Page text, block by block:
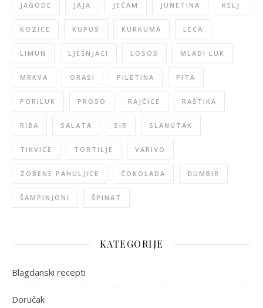
JAGODE JAJA JEČAM JUNETINA KELJ
KOZICE KUPUS KURKUMA LEĆA
LIMUN LJEŠNJACI LOSOS MLADI LUK
MRKVA ORASI PILETINA PITA
PORILUK PROSO RAJČICE RAŠTIKA
RIBA SALATA SIR SLANUTAK
TIKVICE TORTILJE VARIVO
ZOBENE PAHULJICE ČOKOLADA ĐUMBIR
ŠAMPINJONI ŠPINAT
KATEGORIJE
Blagdanski recepti
Doručak